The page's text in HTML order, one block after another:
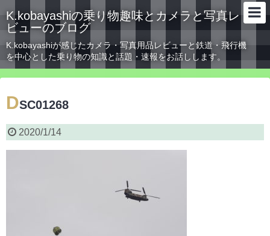
K.kobayashiの乗り物趣味とカメラと写真レ
ビューのブログ
K.kobayashiが感じたカメラ・写真用品レビューと鉄道・飛行機
を中心とした乗り物の知識と話題・速報をお話しします。
DSC01268
2020/1/14